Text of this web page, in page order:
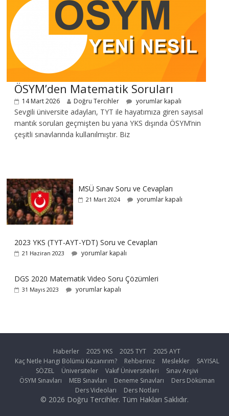
ÖSYM’den Matematik Soruları
14 Mart 2026 Doğru Tercihler yorumlar kapalı
Sevgili üniversite adayları, TYT ile hayatımıza giren sayısal
mantık soruları geçmişten bu yana YKS dışında ÖSYM’nin
çeşitli sınavlarında kullanılmıştır. Biz
MSÜ Sınav Soru ve Cevapları
21 Mart 2024 yorumlar kapalı
2023 YKS (TYT-AYT-YDT) Soru ve Cevapları
21 Haziran 2023 yorumlar kapalı
DGS 2020 Matematik Video Soru Çözümleri
31 Mayıs 2023 yorumlar kapalı
Haberler 2025 YKS 2025 TYT
2025 AYT
Kaç Netle Hangi Bölümü Kazanırım?
Rehberiniz Meslekler
SAYISAL
SÖZEL
Üniversiteler Vakıf Üniversiteleri
Sınav Arşivi
ÖSYM Sınavları
MEB Sınavları Deneme Sınavları
Ders Döküman
Ders Videoları
Ders Notları
© 2026 Doğru Tercihler. Tüm Hakları Saklıdır.